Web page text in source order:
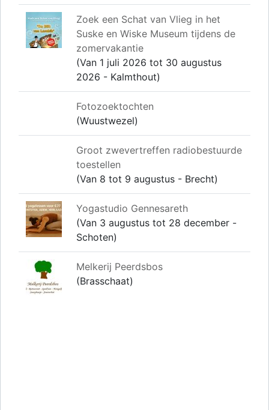
Zoek een Schat van Vlieg in het
Suske en Wiske Museum tijdens de
zomervakantie
(Van 1 juli 2026 tot 30 augustus
2026 - Kalmthout)
Fotozoektochten
(Wuustwezel)
Groot zwevertreffen radiobestuurde
toestellen
(Van 8 tot 9 augustus - Brecht)
Yogastudio Gennesareth
(Van 3 augustus tot 28 december -
Schoten)
Melkerij Peerdsbos
(Brasschaat)